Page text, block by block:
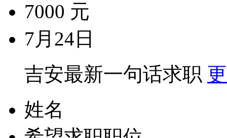
7000 元
7月24日
吉安最新一句话求职
姓名